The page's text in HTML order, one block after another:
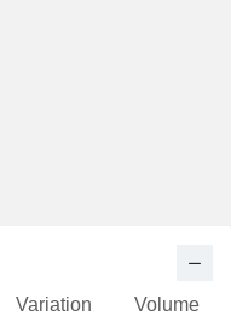
Variation
Volume